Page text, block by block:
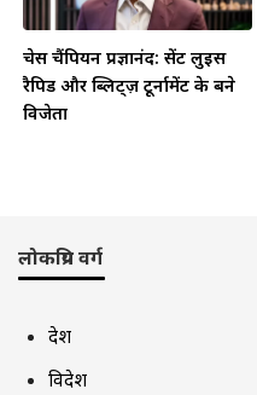
चेस चैंपियन प्रज्ञानंद: सेंट लुइस
रैपिड और ब्लिट्ज़ टूर्नामेंट के बने
विजेता
लोकप्रिय वर्ग
देश
विदेश